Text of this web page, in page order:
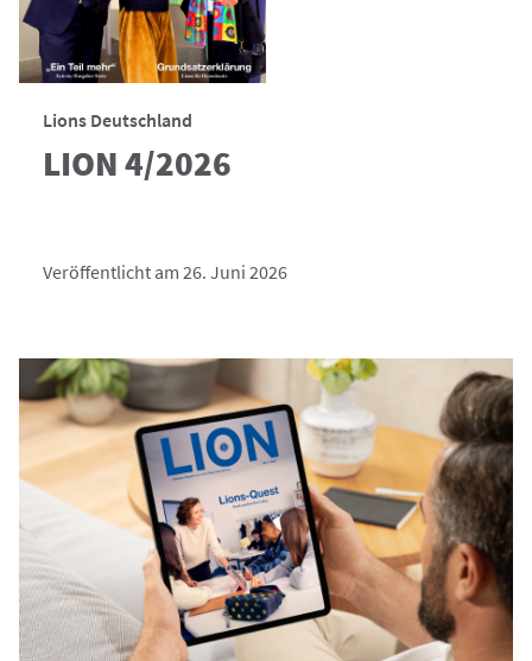
Lions Deutschland
LION 4/2026
Veröffentlicht am 26. Juni 2026